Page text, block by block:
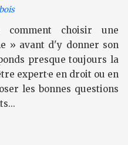
comment choisir une
» avant d'y donner son
presque toujours la
expert·e en droit ou en
les bonnes questions